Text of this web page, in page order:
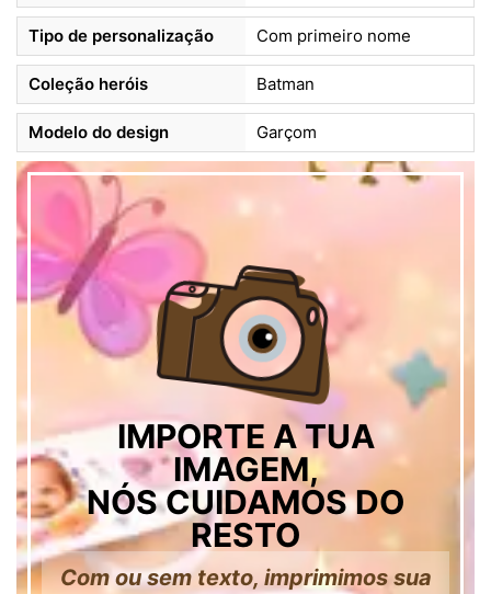
Tipo de personalização Com primeiro nome
Coleção heróis Batman
Modelo do design Garçom
IMPORTE A TUA
IMAGEM,
NÓS CUIDAMOS DO
RESTO
Com ou sem texto, imprimimos sua